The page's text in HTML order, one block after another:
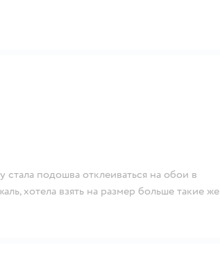
подошва отклеиваться на обои в
хотела взять на размер больше такие же